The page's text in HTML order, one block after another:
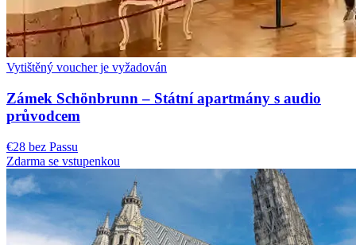
Vytištěný voucher je vyžadován
Zámek Schönbrunn – Státní apartmány s audio
průvodcem
€28 bez Passu
Zdarma se vstupenkou